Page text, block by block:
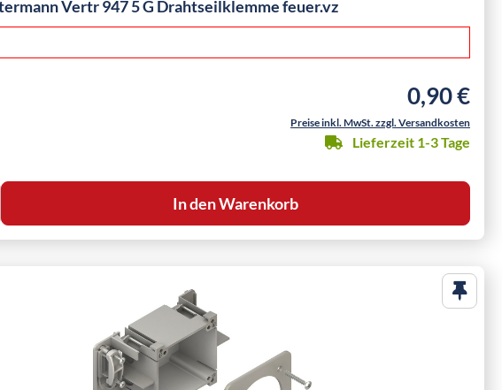
Vertr 947 5 G Drahtseilklemme feuer.vz
Regulärer
0,90 €
Preise inkl. MwSt. zzgl. Versandkosten
Lieferzeit 1-3 Tage
In den Warenkorb